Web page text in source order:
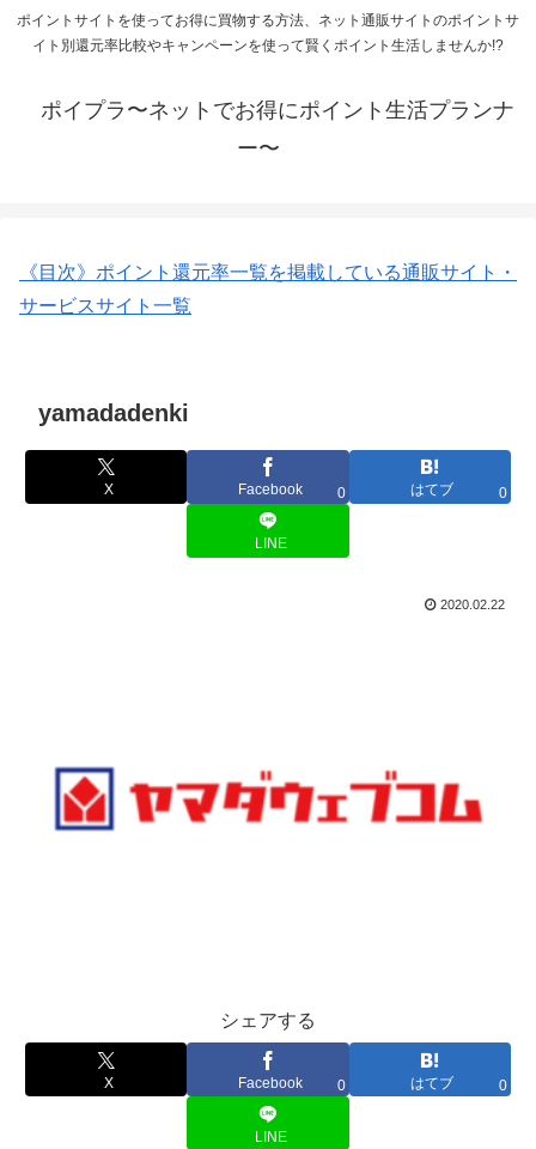
ポイントサイトを使ってお得に買物する方法、ネット通販サイトのポイントサ
イト別還元率比較やキャンペーンを使って賢くポイント生活しませんか!?
ポイプラ〜ネットでお得にポイント生活プランナ
ー〜
《目次》ポイント還元率一覧を掲載している通販サイト・
サービスサイト一覧
yamadadenki
X Facebook 0 はてブ 0
LINE
2020.02.22
シェアする
X Facebook 0 はてブ 0
LINE